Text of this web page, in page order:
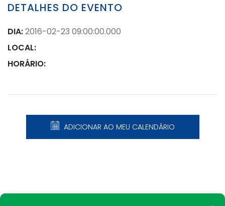
DETALHES DO EVENTO
DIA:2016-02-23 09:00:00.000
LOCAL:
HORÁRIO:
ADICIONAR AO MEU CALENDÁRIO